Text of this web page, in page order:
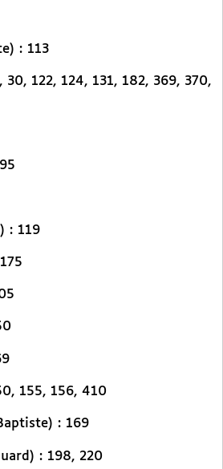
: 113
30, 122, 124, 131, 182, 369, 370,
: 119
155, 156, 410
: 169
: 198, 220